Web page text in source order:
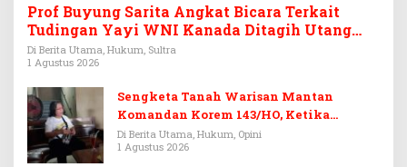
Prof Buyung Sarita Angkat Bicara Terkait
Tudingan Yayi WNI Kanada Ditagih Utang
Rp3,6 Miliar
Di Berita Utama, Hukum, Sultra
1 Agustus 2026
Sengketa Tanah Warisan Mantan
Komandan Korem 143/HO, Ketika
Warisan Menjadi Arena Pemerasan
Di Berita Utama, Hukum, Opini
1 Agustus 2026